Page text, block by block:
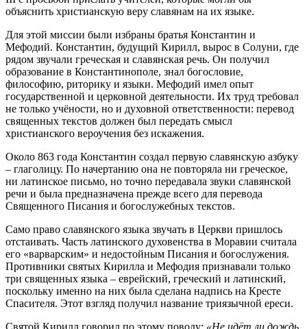
объяснить христианскую веру славянам на их языке.
Для этой миссии были избраны братья Константин и
Мефодий. Константин, будущий Кирилл, вырос в Солуни, где
рядом звучали греческая и славянская речь. Он получил
образование в Константинополе, знал богословие,
философию, риторику и языки. Мефодий имел опыт
государственной и церковной деятельности. Их труд требовал
не только учёности, но и духовной ответственности: перевод
священных текстов должен был передать смысл
христианского вероучения без искажения.
Около 863 года Константин создал первую славянскую азбуку
– глаголицу. По начертанию она не повторяла ни греческое,
ни латинское письмо, но точно передавала звуки славянской
речи и была предназначена прежде всего для перевода
Священного Писания и богослужебных текстов.
Само право славянского языка звучать в Церкви пришлось
отстаивать. Часть латинского духовенства в Моравии считала
его «варварским» и недостойным Писания и богослужения.
Противники святых Кирилла и Мефодия признавали только
три священных языка – еврейский, греческий и латинский,
поскольку именно на них была сделана надпись на Кресте
Спасителя. Этот взгляд получил название триязычной ереси.
Святой Кирилл говорил по этому поводу: «Не идёт ли дождь